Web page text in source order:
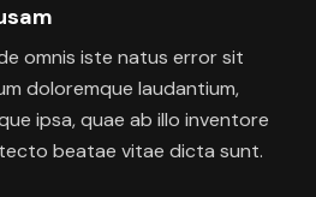
omnis iste natus error sit
doloremque laudantium,
ipsa, quae ab illo inventore
beatae vitae dicta sunt.